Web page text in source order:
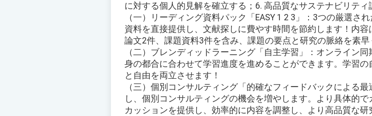
に対する個人的見解を確立する；6. 高品質なサステナビリティ
（一）リーディング資料パック「EASY 1 2 3」：3つの厳選さ
資料を直接提供し、文献探しに費やす時間を節約します！内
論文2件、課題資料3件を含み、課題の要点と研究の脈絡を素早
（二）ブレンディッドラーニング「自主学習」：オンライン
身の都合に合わせて学習進度を進めることができます。学習
と自由を両立させます！
（三）個別コンサルティング「的確なフィードバックによる
し、個別コンサルティングの機会を増やします。より具体的
カッションを提供し、効率的に内容を調整し、より高品質な研